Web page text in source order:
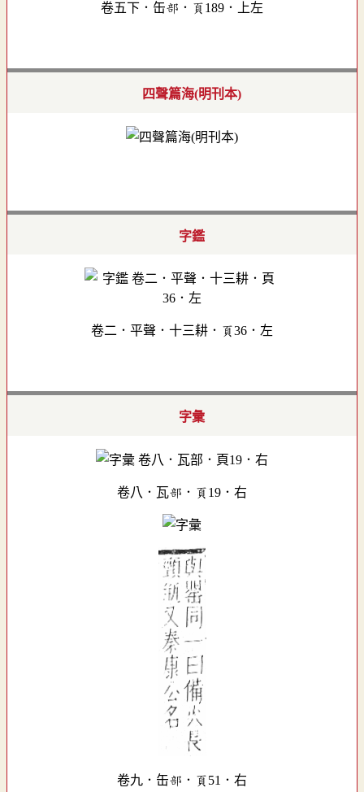
卷五下．缶部．頁189．上左
四聲篇海(明刊本)
字鑑
卷二．平聲．十三耕．頁36．左
字彙
卷八．瓦部．頁19．右
卷九．缶部．頁51．右